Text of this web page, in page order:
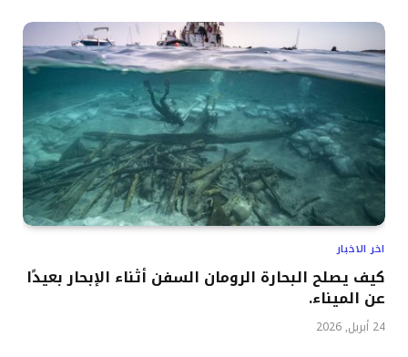
اخر الاخبار
كيف يصلح البحارة الرومان السفن أثناء الإبحار بعيدًا
عن الميناء.
24 أبريل, 2026